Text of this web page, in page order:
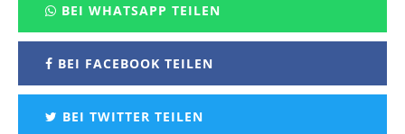
BEI WHATSAPP TEILEN
BEI FACEBOOK TEILEN
BEI TWITTER TEILEN